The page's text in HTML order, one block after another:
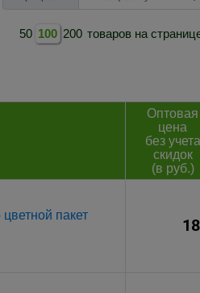
50 100 200 товаров на
Оптовая
цена
без учета
скидок
(в руб.)
пакет
18